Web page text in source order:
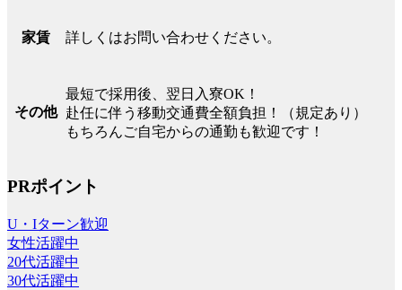
家賃 詳しくはお問い合わせください。
その他
最短で採用後、翌日入寮OK！
赴任に伴う移動交通費全額負担！（規定あり）
もちろんご自宅からの通勤も歓迎です！
PRポイント
U・Iターン歓迎
女性活躍中
20代活躍中
30代活躍中